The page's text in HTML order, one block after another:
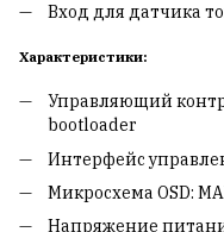
Вход для датчика
Характеристики:
Управляющий
bootloader
Интерфейс
Микросхема OSD:
Напряжение